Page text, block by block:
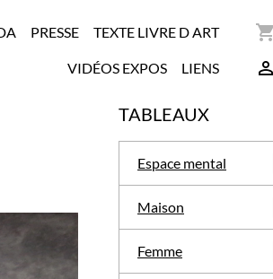
PRESSE TEXTE LIVRE D ART
VIDÉOS EXPOS LIENS
TABLEAUX
Espace mental
Maison
Femme